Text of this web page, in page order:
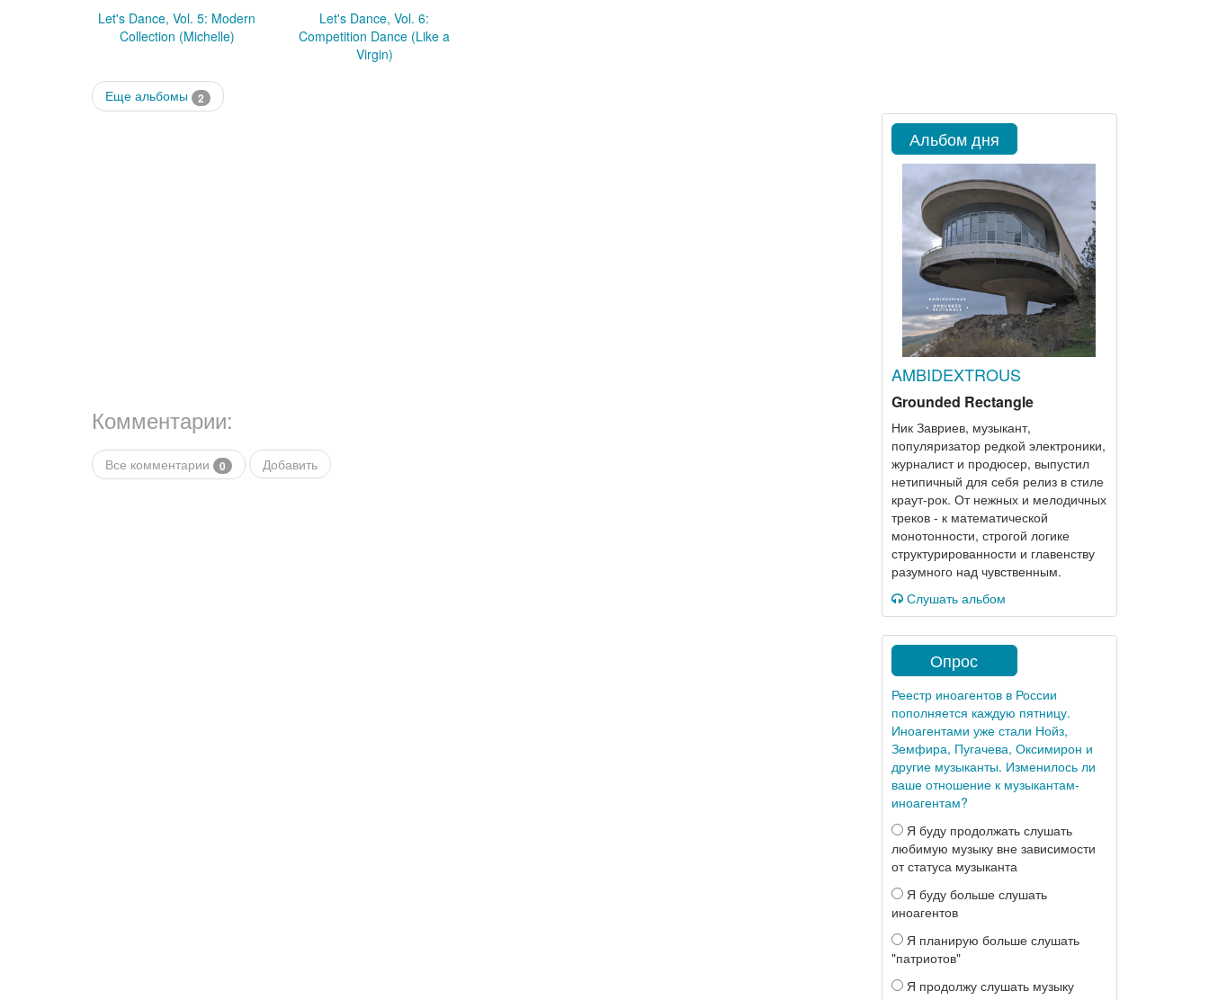
Let's Dance, Vol. 5: Modern
Collection (Michelle)
Let's Dance, Vol. 6:
Competition Dance (Like a
Virgin)
Еще альбомы 2
Комментарии:
Все комментарии 0 Добавить
Альбом дня
AMBIDEXTROUS
Grounded Rectangle
Ник Завриев, музыкант,
популяризатор редкой электроники,
журналист и продюсер, выпустил
нетипичный для себя релиз в стиле
краут-рок. От нежных и мелодичных
треков - к математической
монотонности, строгой логике
структурированности и главенству
разумного над чувственным.
Слушать альбом
Опрос
Реестр иноагентов в России
пополняется каждую пятницу.
Иноагентами уже стали Нойз,
Земфира, Пугачева, Оксимирон и
другие музыканты. Изменилось ли
ваше отношение к музыкантам-
иноагентам?
Я буду продолжать слушать
любимую музыку вне зависимости
от статуса музыканта
Я буду больше слушать
иноагентов
Я планирую больше слушать
"патриотов"
Я продолжу слушать музыку